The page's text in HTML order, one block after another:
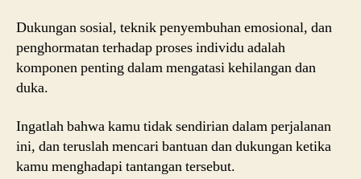
Dukungan sosial, teknik penyembuhan emosional, dan
penghormatan terhadap proses individu adalah
komponen penting dalam mengatasi kehilangan dan
duka.
Ingatlah bahwa kamu tidak sendirian dalam perjalanan
ini, dan teruslah mencari bantuan dan dukungan ketika
kamu menghadapi tantangan tersebut.